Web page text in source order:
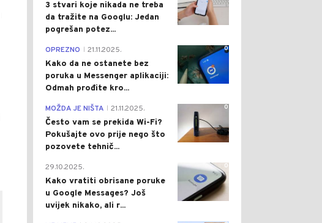
3 stvari koje nikada ne treba
da tražite na Googlu: Jedan
pogrešan potez...
0
OPREZNO 21.11.2025.
Kako da ne ostanete bez
poruka u Messenger aplikaciji:
Odmah prođite kro...
0
MOŽDA JE NIŠTA 21.11.2025.
Često vam se prekida Wi-Fi?
Pokušajte ovo prije nego što
pozovete tehnič...
0
29.10.2025.
Kako vratiti obrisane poruke
u Google Messages? Još
uvijek nikako, ali r...